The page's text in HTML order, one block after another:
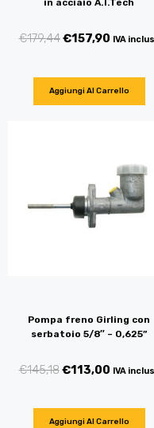
in acciaio A.I.Tech
€179,44€157,90 IVA
Aggiungi Al Carrello
Pompa freno Girling con
serbatoio 5/8″ – 0,625”
€145,18€113,00 IVA
Aggiungi Al Carrello